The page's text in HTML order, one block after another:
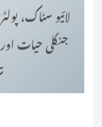
لائیو سٹاک،
جنگلی حیات